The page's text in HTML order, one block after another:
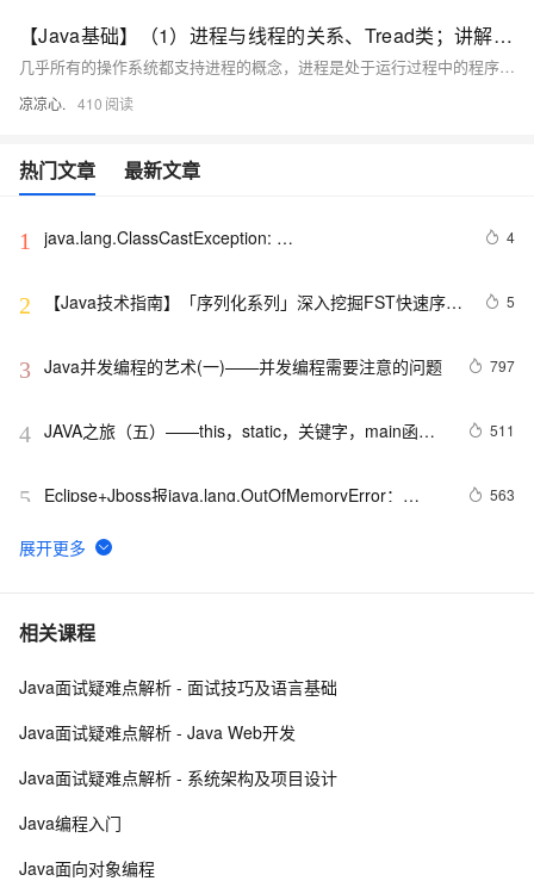
【Java基础】（1）进程与线程的关系、Tread类；讲解基本线程安全、网络编程内容；JSON序列化与反序列化
几乎所有的操作系统都支持进程的概念，进程是处于运行过程中的程序，并且具有一定的独立功能，进程是系统进行资源分配和调度的一个独立单位一般而言，进程包含如下三个特征。独立性动态性并发性。
凉凉心. 410
热门文章 最新文章
1
java.lang.ClassCastException:
cast to xxxxxx
4
2
【Java技术指南】「序列化系列」深入挖掘FST快速序列
5
3 Java并发编程的艺术(一)——并发编程需要注意的问题 797
4 JAVA之旅（五）——this，static，关键字，main函
511
5
Eclipse+Jboss报java.lang.OutOfMemoryError：
563
6 java里json常见的转换方法
7 一种新的流：为 Java 加入生成器(Generator)特性
8 Java面试
10Java基础10 接口的继承与抽象类
相关课程
Java面试疑难点解析 - 面试技巧及语言基础
Java面试疑难点解析 - Java Web开发
Java面试疑难点解析 - 系统架构及项目设计
Java编程入门
Java面向对象编程